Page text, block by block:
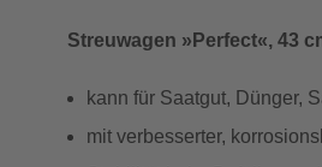
Streuwagen »Perfect«, 43
kann für Saatgut, Dünger,
mit verbesserter,